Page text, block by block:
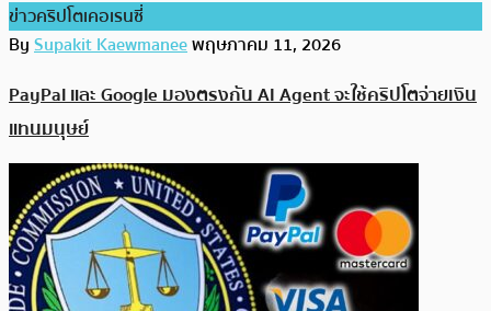
ข่าวคริปโตเคอเรนซี่
BySupakit Kaewmaneeพฤษภาคม 11, 2026
PayPal และ Google มองตรงกัน AI Agent จะใช้คริปโตจ่ายเงิน
แทนมนุษย์